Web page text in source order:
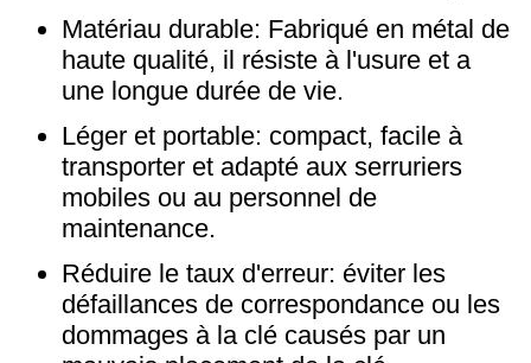
Matériau durable: Fabriqué en métal de
haute qualité, il résiste à l'usure et a
une longue durée de vie.
Léger et portable: compact, facile à
transporter et adapté aux serruriers
mobiles ou au personnel de
maintenance.
Réduire le taux d'erreur: éviter les
défaillances de correspondance ou les
dommages à la clé causés par un